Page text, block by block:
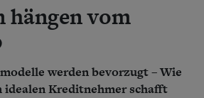
Pommern
Brandenburg
und Westpreußen
Bücher
hängen vom
werden bevorzugt – Wie
idealen Kreditnehmer schafft